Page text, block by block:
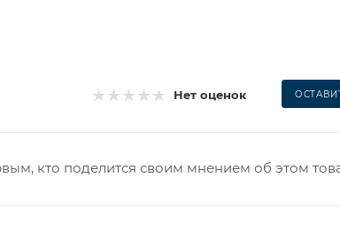
Нет оценок
кто поделится своим мнением об этом